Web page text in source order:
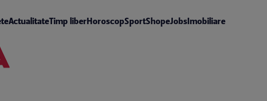
ActualitateTimp liberHoroscopSportShopeJobsImobiliare